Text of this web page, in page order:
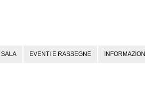
SALA EVENTI E RASSEGNE INFORMAZIONI